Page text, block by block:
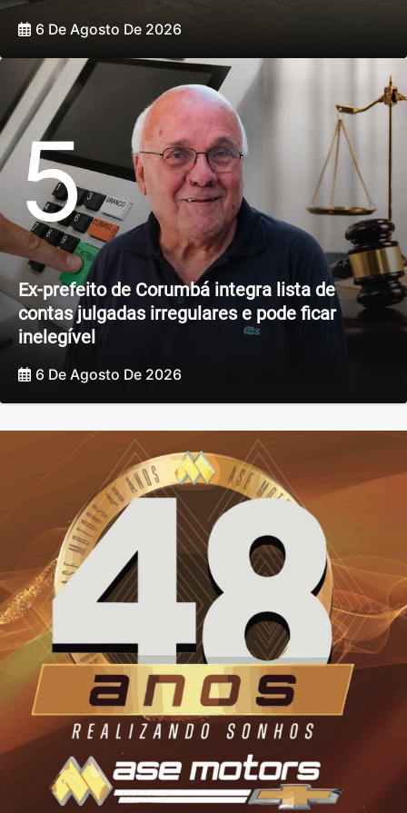
6 De Agosto De 2026
5
Ex-prefeito de Corumbá integra lista de
contas julgadas irregulares e pode ficar
inelegível
6 De Agosto De 2026